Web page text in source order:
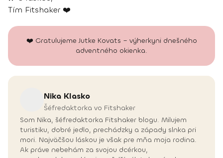
Tím Fitshaker ❤️
❤️ Gratulujeme Jutke Kovats – výherkyni dnešného
adventného okienka.
Nika Klasko
Šéfredaktorka vo Fitshaker
Som Nika, šéfredaktorka Fitshaker blogu. Milujem
turistiku, dobré jedlo, prechádzky a západy slnka pri
mori. Najväčšou láskou je však pre mňa moja rodina.
Ak práve nebehám za svojou dcérkou,